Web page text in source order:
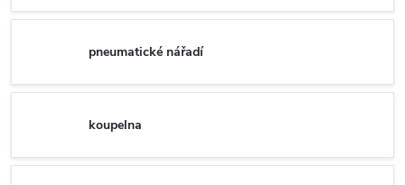
pneumatické nářadí
koupelna